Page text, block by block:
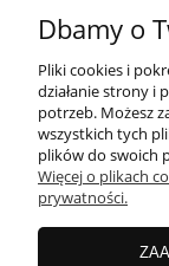
Dbamy o
Pliki cookies i
działanie strony i
potrzeb. Możesz
wszystkich tych
plików do swoich
Więcej o plikach
prywatności.